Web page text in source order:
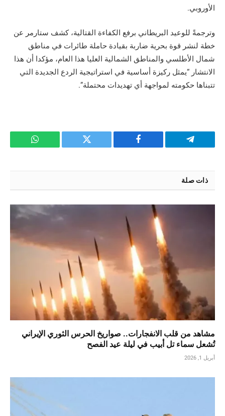
الأوروبي.
وترجمةً للوعيد البريطاني برفع الكفاءة القتالية، كشف ستارمر عن
خطة لنشر قوة بحرية ضاربة بقيادة حاملة طائرات في مناطق
شمال الأطلسي والمناطق الشمالية العليا هذا العام، مؤكدا أن هذا
الانتشار “يمثل ركيزة أساسية في استراتيجية الردع الجديدة التي
تتبناها حكومته لمواجهة أي تهديدات محتملة”.
تيلقرام فيسبوك تويتر واتساب
ذات صلة
مشاهد من قلب الانفجارات.. صواريخ الحرس الثوري الإيراني
تُشعل سماء تل أبيب في ليلة عيد الفصح
أبريل 1, 2026